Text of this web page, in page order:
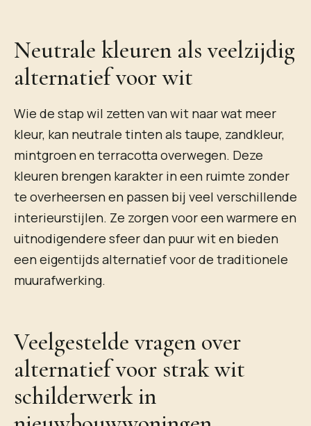
Neutrale kleuren als veelzijdig
alternatief voor wit
Wie de stap wil zetten van wit naar wat meer
kleur, kan neutrale tinten als taupe, zandkleur,
mintgroen en terracotta overwegen. Deze
kleuren brengen karakter in een ruimte zonder
te overheersen en passen bij veel verschillende
interieurstijlen. Ze zorgen voor een warmere en
uitnodigendere sfeer dan puur wit en bieden
een eigentijds alternatief voor de traditionele
muurafwerking.
Veelgestelde vragen over
alternatief voor strak wit
schilderwerk in